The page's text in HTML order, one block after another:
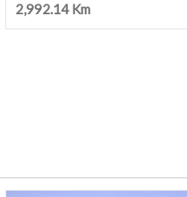
2,992.14 Km